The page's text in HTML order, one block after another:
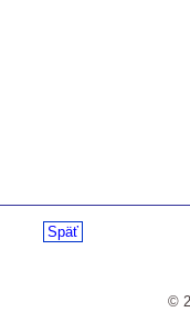
Späť
©